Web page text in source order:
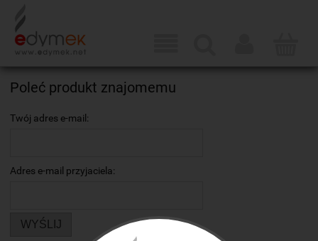
Poleć produkt znajomemu
Twój adres e-mail:
Adres e-mail przyjaciela:
WYŚLIJ